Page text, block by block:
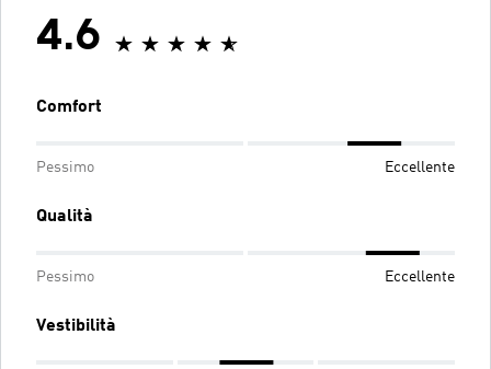
4.6
Comfort
Pessimo Eccellente
Qualità
Pessimo Eccellente
Vestibilità